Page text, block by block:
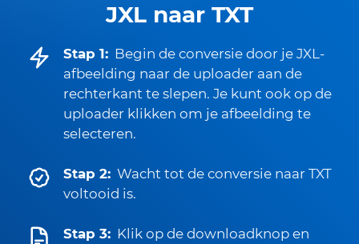
JXL naar TXT
Stap 1: Begin de conversie door je JXL-
afbeelding naar de uploader aan de
rechterkant te slepen. Je kunt ook op de
uploader klikken om je afbeelding te
selecteren.
Stap 2: Wacht tot de conversie naar TXT
voltooid is.
Stap 3: Klik op de downloadknop en